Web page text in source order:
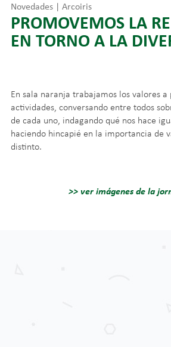
Novedades | Arcoiris
PROMOVEMOS LA
EN TORNO A LA
En sala naranja trabajamos los valores
actividades, conversando entre todos
de cada uno, indagando qué nos hace
haciendo hincapié en la importancia de
distinto.
>> ver imágenes de la